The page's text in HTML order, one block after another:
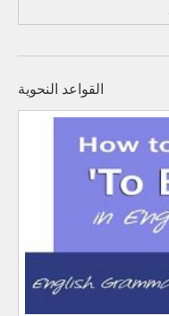
القواعد النحوية